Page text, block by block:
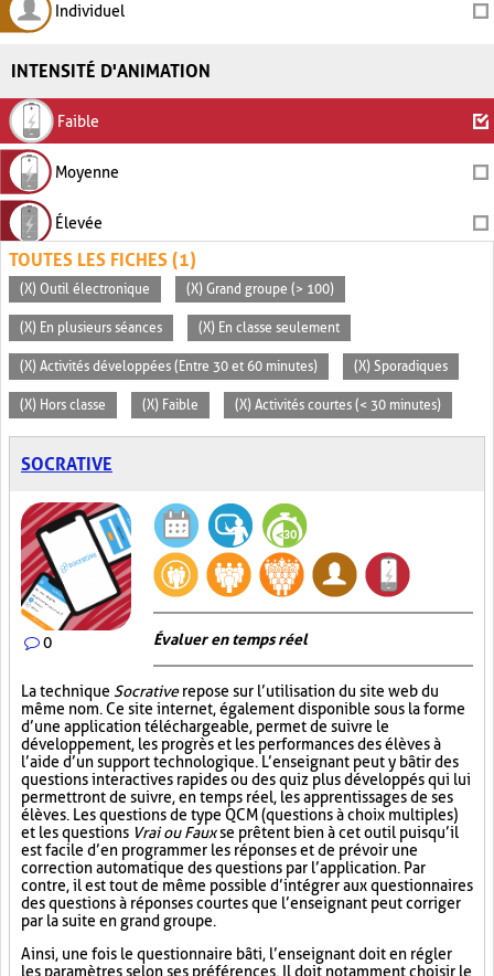
Individuel
INTENSITÉ D'ANIMATION
Faible
Moyenne
Élevée
TOUTES LES FICHES (1)
(X) Outil électronique (X) Grand groupe (> 100)
(X) En plusieurs séances (X) En classe seulement
(X) Activités développées (Entre 30 et 60 minutes) (X) Sporadiques
(X) Hors classe (X) Faible (X) Activités courtes (< 30 minutes)
SOCRATIVE
0 Évaluer en temps réel
La technique Socrativerepose sur l’utilisation du site web du
même nom. Ce site internet, également disponible sous la forme
d’une application téléchargeable, permet de suivre le
développement, les progrès et les performances des élèves à
l’aide d’un support technologique. L’enseignant peut y bâtir des
questions interactives rapides ou des quiz plus développés qui lui
permettront de suivre, en temps réel, les apprentissages de ses
élèves. Les questions de type QCM (questions à choix multiples)
et les questions Vrai ou Fauxse prêtent bien à cet outil puisqu’il
est facile d’en programmer les réponses et de prévoir une
correction automatique des questions par l’application. Par
contre, il est tout de même possible d’intégrer aux questionnaires
des questions à réponses courtes que l’enseignant peut corriger
par la suite en grand groupe.
Ainsi, une fois le questionnaire bâti, l’enseignant doit en régler
les paramètres selon ses préférences. Il doit notamment choisir le